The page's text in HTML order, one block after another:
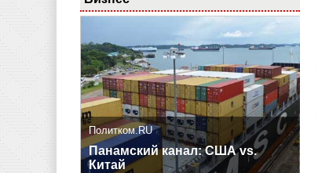
Политком.RU
Панамский канал: США vs.
Китай